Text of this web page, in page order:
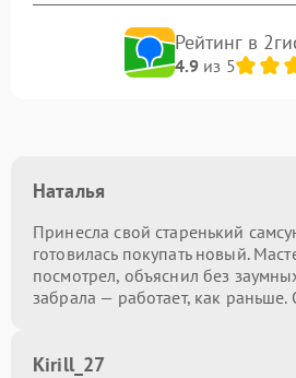
Рейтинг в
4.9из 5
Наталья
Принесла свой старенький
готовилась покупать новый.
посмотрел, объяснил без
забрала — работает, как раньше.
Kirill_27